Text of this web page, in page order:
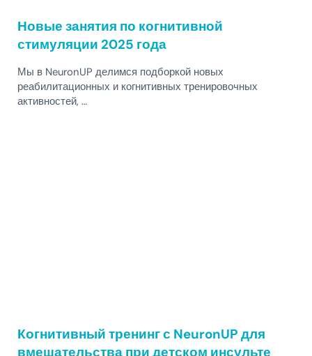
Новые занятия по когнитивной
стимуляции 2025 года
Мы в NeuronUP делимся подборкой новых
реабилитационных и когнитивных тренировочных
активностей, …
Когнитивный тренинг с NeuronUP для
вмешательства при детском инсульте